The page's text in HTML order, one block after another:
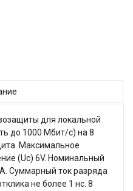
для локальной
до 1000 Мбит/с) на 8
Максимальное
(Uc) 6V. Номинальный
Суммарный ток разряда
не более 1 нc. 8